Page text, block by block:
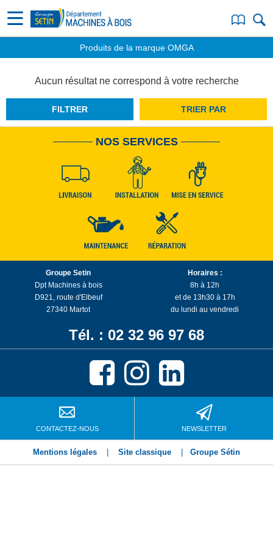
Produits de la marque OMGA
Aucun résultat ne correspond à votre recherche
FILTRER TRIER PAR
NOS SERVICES
Groupe Setin
Dpt Machines à bois
D921, route d'Elbeuf
27340 Martot
Horaires :
8h à 12h
et de 13h30 à 17h
du lundi au vendredi
Tél. : 02 32 96 97 68
CONTACTEZ-NOUS NEWSLETTER
Mentions légales Site classique Groupe Sétin